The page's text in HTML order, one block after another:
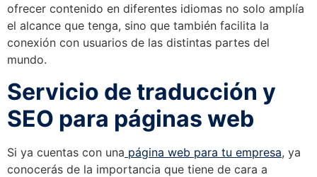
ofrecer contenido en diferentes idiomas no solo amplía
el alcance que tenga, sino que también facilita la
conexión con usuarios de las distintas partes del
mundo.
Servicio de traducción y
SEO para páginas web
Si ya cuentas con una página web para tu empresa, ya
conocerás de la importancia que tiene de cara a